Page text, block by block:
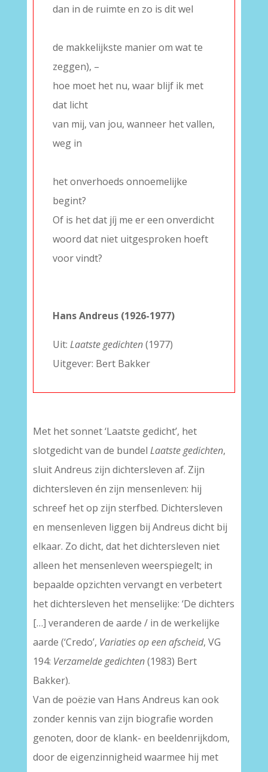
dan in de ruimte en zo is dit wel
de makkelijkste manier om wat te
zeggen), –
hoe moet het nu, waar blijf ik met
dat licht
van mij, van jou, wanneer het vallen,
weg in
het onverhoeds onnoemelijke
begint?
Of is het dat jíj me er een onverdicht
woord dat niet uitgesproken hoeft
voor vindt?
Hans Andreus (1926-1977)
Uit: Laatste gedichten(1977)
Uitgever: Bert Bakker
Met het sonnet ‘Laatste gedicht’, het
slotgedicht van de bundel Laatste gedichten,
sluit Andreus zijn dichtersleven af. Zijn
dichtersleven én zijn mensenleven: hij
schreef het op zijn sterfbed. Dichtersleven
en mensenleven liggen bij Andreus dicht bij
elkaar. Zo dicht, dat het dichtersleven niet
alleen het mensenleven weerspiegelt; in
bepaalde opzichten vervangt en verbetert
het dichtersleven het menselijke: ‘De dichters
[…] veranderen de aarde / in de werkelijke
aarde (‘Credo’, Variaties op een afscheid, VG
194: Verzamelde gedichten(1983) Bert
Bakker).
Van de poëzie van Hans Andreus kan ook
zonder kennis van zijn biografie worden
genoten, door de klank- en beeldenrijkdom,
door de eigenzinnigheid waarmee hij met